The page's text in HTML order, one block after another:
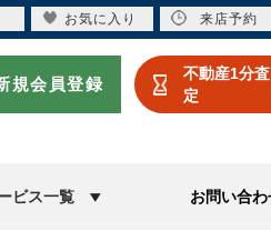
規会員登録
不動産1分査
定
ビス一覧 お問い合わ
お気に入り 来店予約